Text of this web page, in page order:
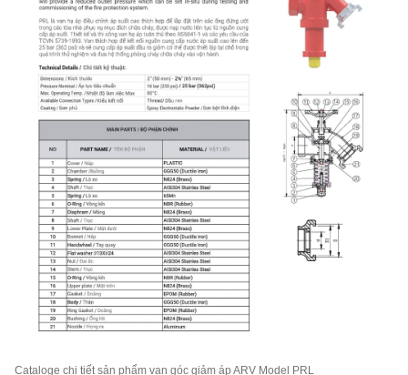
Cataloge chi tiết sản phẩm van góc giảm áp ARV Model PRL